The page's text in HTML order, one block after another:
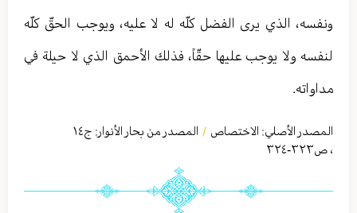
ونفسه، الذي يرى الفضل كلّه له لا عليه، ويوجب الحقّ كلّه
لنفسه ولا يوجب عليها حقّاً، فذلك الأحمق الذي لا حيلة في
مداواته.
المصدر الأصلي: الاختصاص / المصدر من بحار الأنوار: ج١٤
، ص٣٢٣-٣٢٤